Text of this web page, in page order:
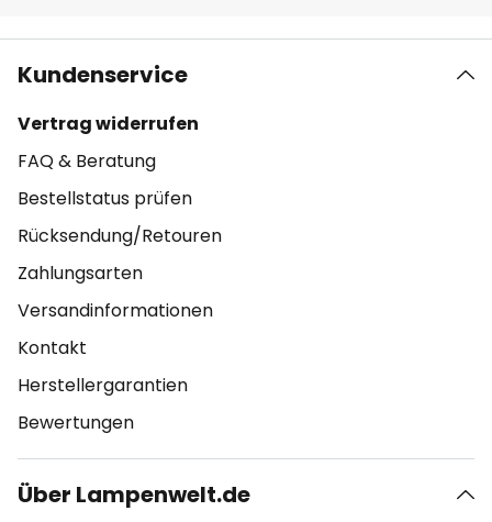
Kundenservice
Vertrag widerrufen
FAQ & Beratung
Bestellstatus prüfen
Rücksendung/Retouren
Zahlungsarten
Versandinformationen
Kontakt
Herstellergarantien
Bewertungen
Über Lampenwelt.de